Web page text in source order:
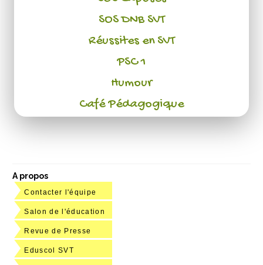
SOS DNB SVT
Réussites en SVT
PSC 1
Humour
Café Pédagogique
A propos
Contacter l'équipe
Salon de l'éducation
Revue de Presse
Eduscol SVT